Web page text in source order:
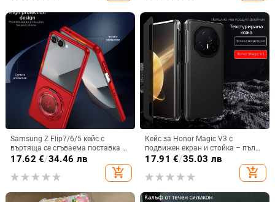
Samsung Z Flip7/6/5 кейс с
въртяща се сгъваема поставка и
магнитна скоба, 360° въртене,
поликарбонатен корпус
17.62 €/34.46 лв
add_shopping_cart
Кейс за Honor Magic V3 с
подвижен екран и стойка – пълна
защита, удароустойчив, против
имитационна кожа, прецизна
17.91 €/35.03 лв
add_shopping_cart